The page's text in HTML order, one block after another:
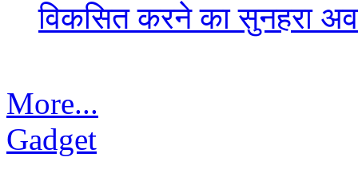
विकसित करने का सुनहरा
More...
Gadget